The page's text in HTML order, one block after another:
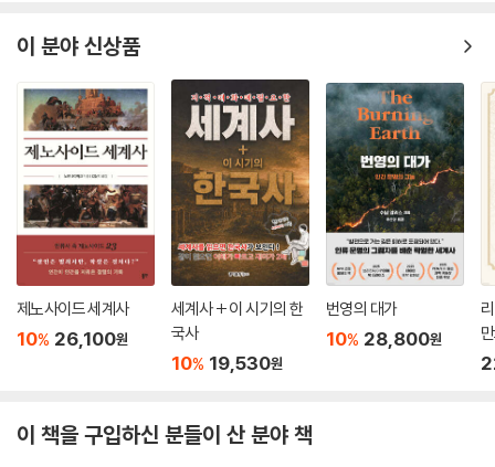
진화론이 어떻게 제국주의 침략의 명분으로 변질되었는지를 파헤친다.
4장 ‘전쟁의 시대’에서는 두 차례 세계 대전과 대공황을 통해 전쟁과 경제
위기가 어떻게 세계 질서를 뒤흔들었는지 직시한다. 마지막 5장 ‘이념의
시대’에서는 냉전과 68운동, 9·11 테러, 그리고 미·중 신냉전까지 오늘의
세계를 만든 갈등의 역사를 추적하며, 지금 이 세계가 어디로 향하고 있는
지 조망한다. 이처럼 고대부터 현대까지 세상을 움직인 5개의 힘을 중심으
로 인류의 역사를 바라보면, 방대하고 복잡하게만 느껴졌던 세계사가 단번
에 정리되며 절대 잊을 수 없게 된다.
이 분야 신상품
제노사이드 세계사
10% 26,100원
세계사 + 이 시기의 한
국사
10% 19,530원
번영의 대가
10% 28,800원
이 책을 구입하신 분들이 산 분야 책